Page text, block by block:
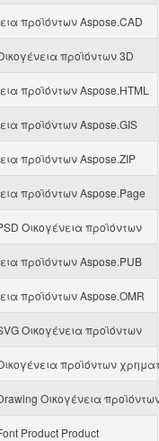
προϊόντων Aspose.CAD
προϊόντων 3D
προϊόντων Aspose.HTML
προϊόντων Aspose.GIS
προϊόντων Aspose.ZIP
προϊόντων Aspose.Page
Οικογένεια προϊόντων
προϊόντων Aspose.PUB
προϊόντων Aspose.OMR
Οικογένεια προϊόντων
προϊόντων
Οικογένεια
Product Product